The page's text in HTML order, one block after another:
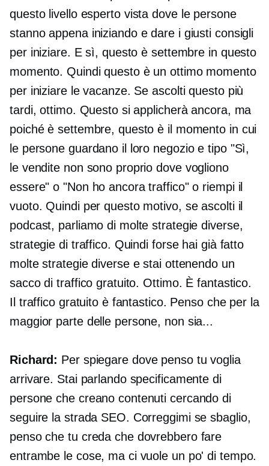
questo livello espertovista dove le persone
stanno appena iniziando e dare i giusti consigli
per iniziare. E sì, questo è settembre in questo
momento. Quindi questo è un ottimo momento
per iniziare le vacanze. Se ascolti questo più
tardi, ottimo. Questo si applicherà ancora, ma
poiché è settembre, questo è il momento in cui
le persone guardano il loro negozio e tipo "Sì,
le vendite non sono proprio dove vogliono
essere" o "Non ho ancora traffico" o riempi il
vuoto. Quindi per questo motivo, se ascolti il ​​
podcast, parliamo di molte strategie diverse,
strategie di traffico. Quindi forse hai già fatto
molte strategie diverse e stai ottenendo un
sacco di traffico gratuito. Ottimo. È fantastico.
Il traffico gratuito è fantastico. Penso che per la
maggior parte delle persone, non sia...
Richard: Per spiegare dove penso tu voglia
arrivare. Stai parlando specificamente di
persone che creano contenuti cercando di
seguire la strada SEO. Correggimi se sbaglio,
penso che tu creda che dovrebbero fare
entrambe le cose, ma ci vuole un po' di tempo.